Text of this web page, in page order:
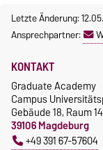
https://
/Letzte Änderung:
Ansprechpartner:
KONTAKT
Graduate Academy
Campus
Gebäude 18, Raum
39106 Magdeburg
+49 391 67-57604